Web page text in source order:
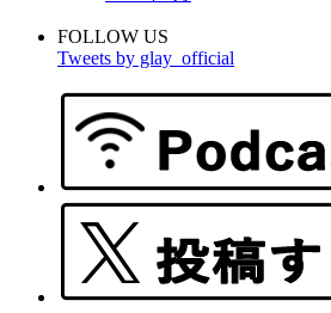
FOLLOW US
Tweets by glay_official